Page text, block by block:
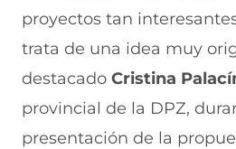
a
e
t
a
a
v
v
n
t
n
n
)
v
v
e
n
t
n
e
t
n
a
proyectos tan
trata de una idea muy
destacado Cristina
provincial de la DPZ,
presentación de la